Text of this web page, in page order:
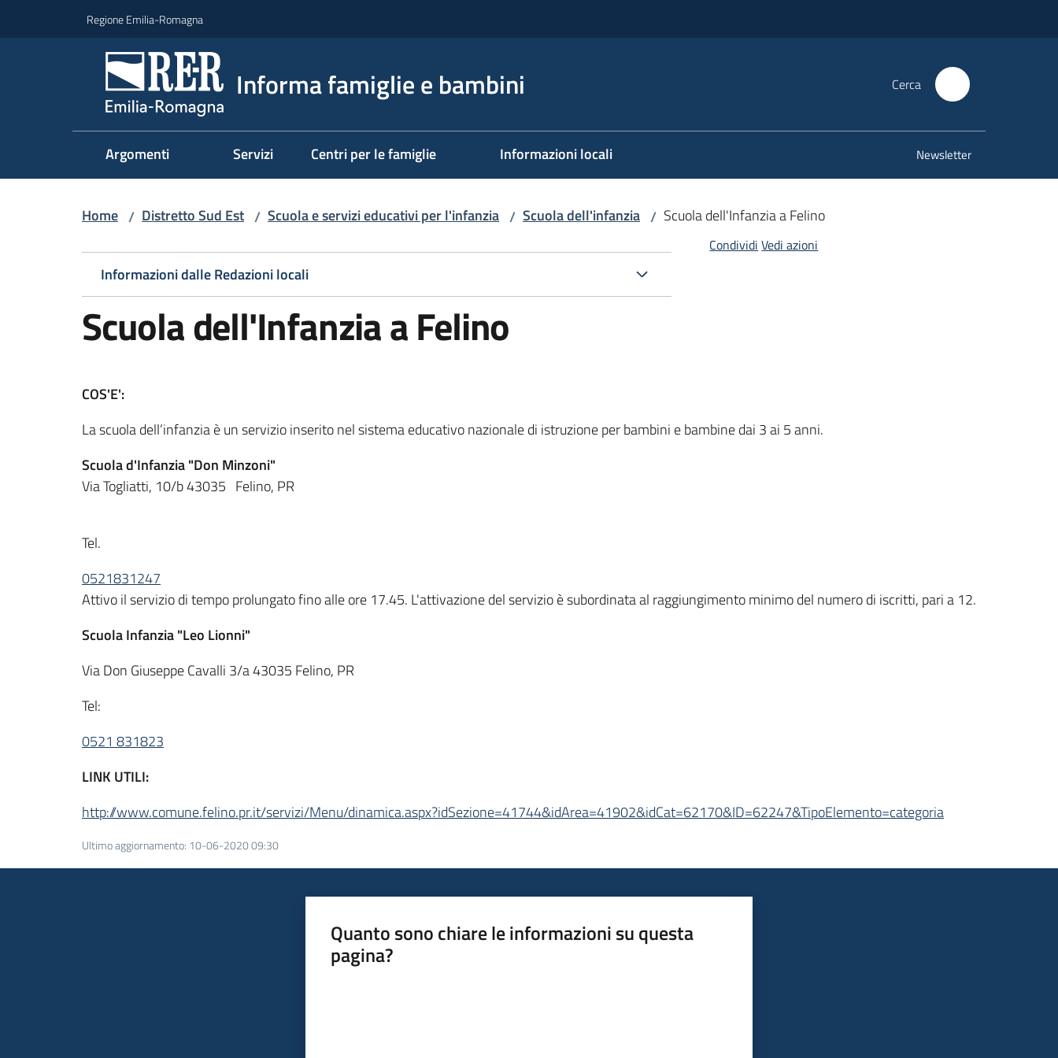
Regione Emilia-Romagna
Informa famiglie e bambini Cerca
Argomenti Servizi Centri per le famiglie Informazioni locali Newsletter
Home / Distretto Sud Est / Scuola e servizi educativi per l'infanzia / Scuola dell'infanzia / Scuola dell'Infanzia a Felino
Informazioni dalle Redazioni locali
Scuola dell'Infanzia a Felino
Condividi Vedi azioni
COS'E':
La scuola dell’infanzia è un servizio inserito nel sistema educativo nazionale di istruzione per bambini e bambine dai 3 ai 5 anni.
Scuola d'Infanzia "Don Minzoni"
Via Togliatti, 10/b 43035 Felino, PR
Tel.
0521831247
Attivo il servizio di tempo prolungato fino alle ore 17.45. L'attivazione del servizio è subordinata al raggiungimento minimo del numero di iscritti, pari a 12.
Scuola Infanzia "Leo Lionni"
Via Don Giuseppe Cavalli 3/a 43035 Felino, PR
Tel:
0521 831823
LINK UTILI:
http://www.comune.felino.pr.it/servizi/Menu/dinamica.aspx?idSezione=41744&idArea=41902&idCat=62170&ID=62247&TipoElemento=categoria
Ultimo aggiornamento: 10-06-2020 09:30
Quanto sono chiare le informazioni su questa
pagina?